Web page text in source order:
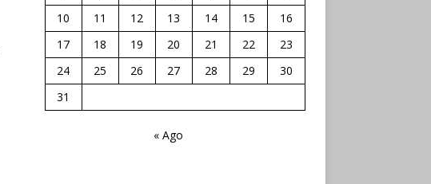
10
11 12 13 14 15
16
17
18 19 20 21 22
23
24
25 26 27 28 29
30
31
« Ago